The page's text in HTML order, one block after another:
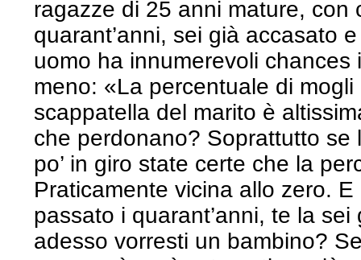
ragazze di 25 anni mature, con
quarant’anni, sei già accasato
uomo ha innumerevoli
meno: «La percentuale di
scappatella del marito è
che perdonano? Soprattutto
po’ in giro state certe che la
Praticamente vicina allo zero.
passato i quarant’anni, te la
adesso vorresti un bambino?